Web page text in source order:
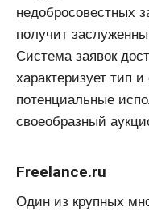
недобросовестных
получит
Система заявок
характеризует тип
потенциальные
своеобразный
Freelance.ru
Один из крупных